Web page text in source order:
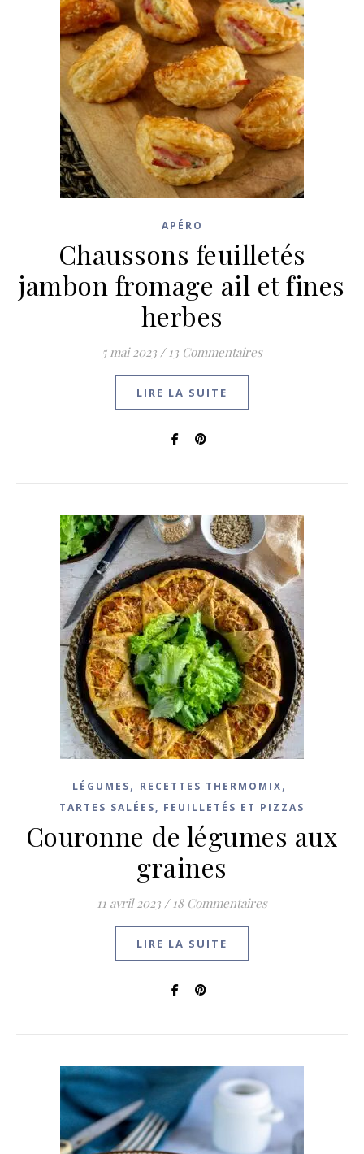
APÉRO
Chaussons feuilletés
jambon fromage ail et fines
herbes
5 mai 2023 / 13 Commentaires
LIRE LA SUITE
LÉGUMES, RECETTES THERMOMIX,
TARTES SALÉES, FEUILLETÉS ET PIZZAS
Couronne de légumes aux
graines
11 avril 2023 / 18 Commentaires
LIRE LA SUITE